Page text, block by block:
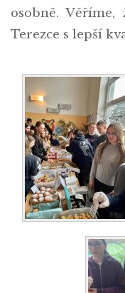
osobně. Věříme,
Terezce s lepší